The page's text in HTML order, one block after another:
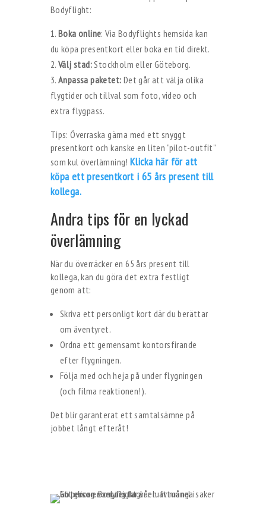
Bodyflight:
Boka online: Via Bodyflights hemsida kan
du köpa presentkort eller boka en tid direkt.
Välj stad:Stockholm eller Göteborg.
Anpassa paketet: Det går att välja olika
flygtider och tillval som foto, video och
extra flygpass.
Tips: Överraska gärna med ett snyggt
presentkort och kanske en liten ”pilot-outfit”
som kul överlämning!Klicka här för att
köpa ett presentkort i 65 års present till
kollega.
Andra tips för en lyckad
överlämning
När du överräcker en 65 års present till
kollega, kan du göra det extra festligt
genom att:
Skriva ett personligt kort där du berättar
om äventyret.
Ordna ett gemensamt kontorsfirande
efter flygningen.
Följa med och heja på under flygningen
(och filma reaktionen!).
Det blir garanterat ett samtalsämne på
jobbet långt efteråt!